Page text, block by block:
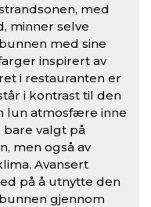
med
minner selve
med sine
inspirert av
i restauranten er
i kontrast til den
lun atmosfære inne
bare valgt på
men også av
Avansert
på å utnytte den
gjennom